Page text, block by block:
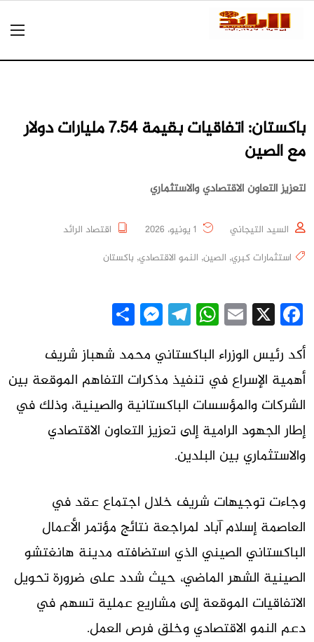
باكستان: اتفاقيات بقيمة 7.54 مليارات دولار
مع الصين
لتعزيز التعاون الاقتصادي والاستثماري
السيد التيجاني
اقتصاد الرائد
استثمارات كبري, الصين, النمو الاقتصادي, باكستان
Facebook
X
Email
WhatsApp
Telegram
Messenger
أكد رئيس الوزراء الباكستاني محمد شهباز شريف
أهمية الإسراع في تنفيذ مذكرات التفاهم الموقعة بين
الشركات والمؤسسات الباكستانية والصينية، وذلك في
إطار الجهود الرامية إلى تعزيز التعاون الاقتصادي
والاستثماري بين البلدين.
وجاءت توجيهات شريف خلال اجتماع عقد في
العاصمة إسلام آباد لمراجعة نتائج مؤتمر الأعمال
الباكستاني الصيني الذي استضافته مدينة هانغتشو
الصينية الشهر الماضي، حيث شدد على ضرورة تحويل
الاتفاقيات الموقعة إلى مشاريع عملية تسهم في
دعم النمو الاقتصادي وخلق فرص العمل.